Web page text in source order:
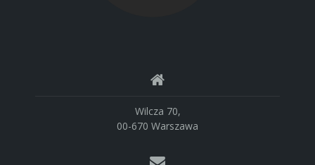
Wilcza 70,
00-670 Warszawa